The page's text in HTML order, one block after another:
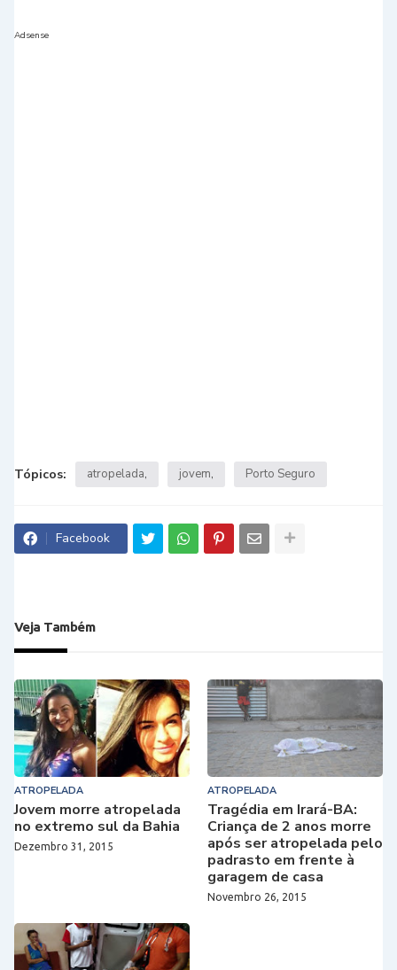
Adsense
Tópicos: atropelada jovem Porto Seguro
Facebook
Veja Também
ATROPELADA
Jovem morre atropelada
no extremo sul da Bahia
Dezembro 31, 2015
ATROPELADA
Tragédia em Irará-BA:
Criança de 2 anos morre
após ser atropelada pelo
padrasto em frente à
garagem de casa
Novembro 26, 2015